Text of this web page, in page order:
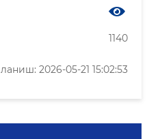
1140
2026-05-21 15:02:53